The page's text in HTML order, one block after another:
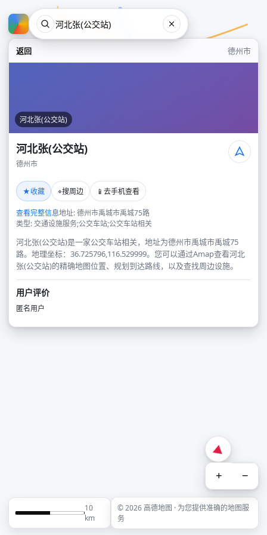
返回 德州市
河北张(公交站)
河北张(公交站)
德州市
★收藏 ⌖搜周边 📱 去手机查看
查看完整信息地址: 德州市禹城市禹城75路
类型: 交通设施服务;公交车站;公交车站相关
河北张(公交站)是一家公交车站相关，地址为德州市禹城市禹城75
路。地理坐标：36.725796,116.529999。您可以通过Amap查看河北
张(公交站)的精确地图位置、规划到达路线，以及查找周边设施。
用户评价
匿名用户
+ −
10
km
© 2026 高德地图 · 为您提供准确的地图服
务